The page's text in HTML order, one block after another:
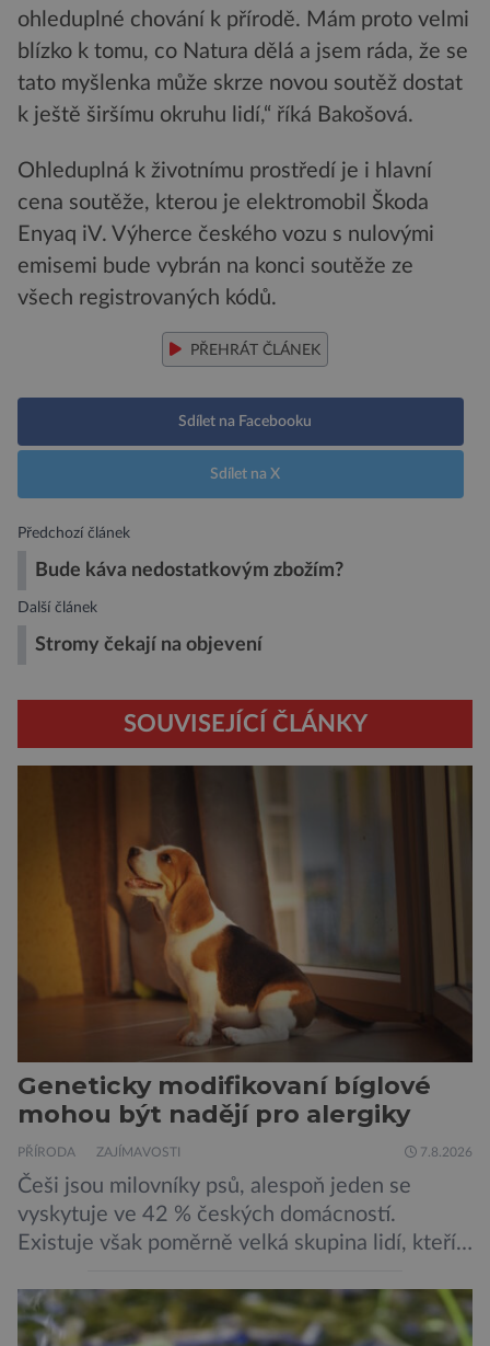
ohleduplné chování k přírodě. Mám proto velmi
blízko k tomu, co Natura dělá a jsem ráda, že se
tato myšlenka může skrze novou soutěž dostat
k ještě širšímu okruhu lidí,“ říká Bakošová.
Ohleduplná k životnímu prostředí je i hlavní
cena soutěže, kterou je elektromobil Škoda
Enyaq iV. Výherce českého vozu s nulovými
emisemi bude vybrán na konci soutěže ze
všech registrovaných kódů.
PŘEHRÁT ČLÁNEK
Sdílet na Facebooku
Sdílet na X
Předchozí článek
Bude káva nedostatkovým zbožím?
Další článek
Stromy čekají na objevení
SOUVISEJÍCÍ ČLÁNKY
Geneticky modifikovaní bíglové
mohou být nadějí pro alergiky
PŘÍRODA ZAJÍMAVOSTI 7.8.2026
Češi jsou milovníky psů, alespoň jeden se
vyskytuje ve 42 % českých domácností.
Existuje však poměrně velká skupina lidí, kteří
jsou alergičtí. Jejich imunitní systém
přecitlivěle reaguje na proteiny obsažené v